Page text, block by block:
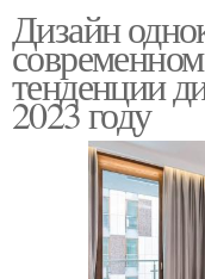
Дизайн
тенденции
2023 году